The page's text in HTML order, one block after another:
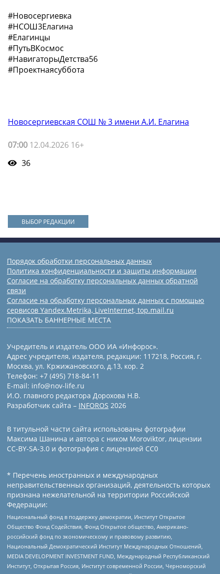
#Новосергиевка
#НСОШ3Елагина
#Елагинцы
#ПутьВКосмос
#НавигаторыДетства56
#Проектнаясуббота
Новосергиевская СОШ № 3 имени А.И. Елагина
07:00 12.04.2026 16+
36
ВЫБОР РЕДАКЦИИ
Порядок обработки персональных данных
Политика конфиденциальности и защиты информации
Согласие на обработку персональных данных обратной
связи
Согласие на обработку персональных данных с помощью
сервисов Yandex.Metrika, LiveInternet, top.mail.ru
ПОКАЗАТЬ БАННЕРНЫЕ МЕСТА
Учредитель и издатель ООО ИА «Инфорос».
Адрес учредителя, издателя, редакции: 117218, Россия, г.
Москва, ул. Кржижановского, д.13, кор. 2
Телефон: +7 (495) 718-84-11
E-mail: info@nov-life.ru
И.О. главного редактора Дорохова Н.В.
Разработчик сайта – INFOROS 2026
В титульной части сайта использованы фотографии
Максима Шанина и автора с ником Moroviktor, лицензии
CC-BY-SA-3.0 и фотография с лицензией СС0
* Перечень иностранных и международных
неправительственных организаций, деятельность которых
признана нежелательной на территории Российской
Федерации:
Национальный фонд в поддержку демократии, Институт Открытое
Общество Фонд Содействия, Фонд Открытое общество, Американо-
российский фонд по экономическому и правовому развитию,
Национальный Демократический Институт Международных Отношений,
MEDIA DEVELOPMENT INVESTMENT FUND, Международный Республиканский
Институт, Открытая Россия, Институт современной России, Черноморский